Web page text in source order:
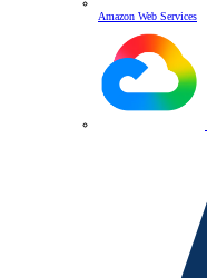
Amazon Web Services